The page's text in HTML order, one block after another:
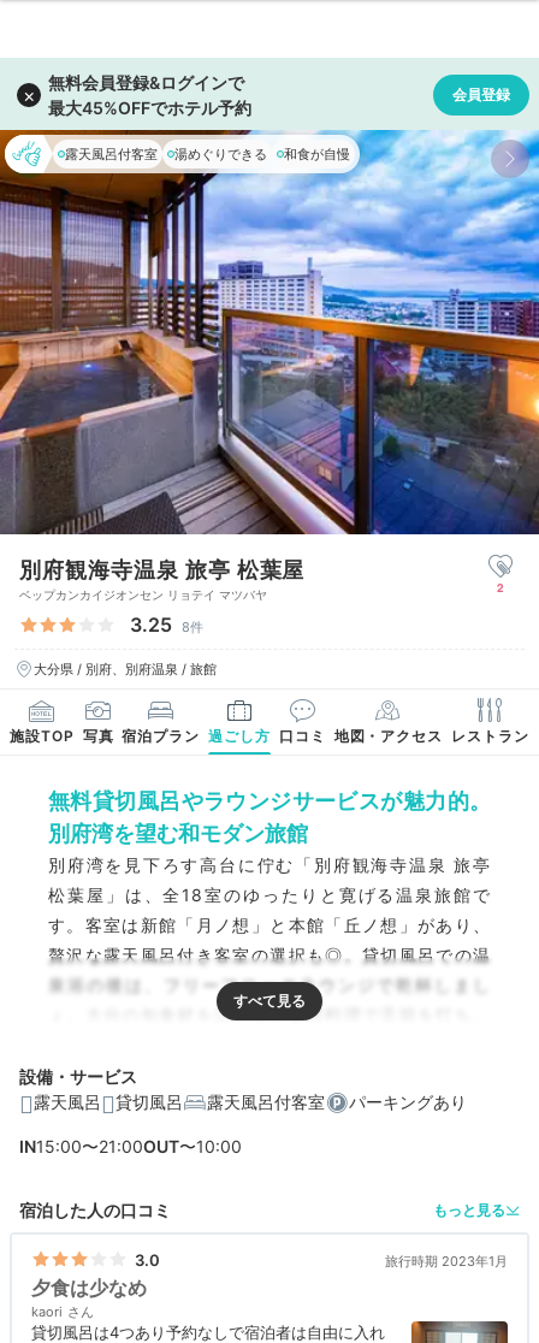
露天風呂付客室 湯めぐりできる 和食が自慢
別府観海寺温泉 旅亭 松葉屋
ベップカンカイジオンセン リョテイ マツバヤ
3.25 8件
大分県 / 別府、別府温泉 / 旅館
2
施設TOP 写真 宿泊プラン 過ごし方 口コミ 地図・アクセス レストラン
無料貸切風呂やラウンジサービスが魅力的。
別府湾を望む和モダン旅館
別府湾を見下ろす高台に佇む「別府観海寺温泉 旅亭
松葉屋」は、全18室のゆったりと寛げる温泉旅館で
す。客室は新館「月ノ想」と本館「丘ノ想」があり、
贅沢な露天風呂付き客室の選択も◎。貸切風呂での温
泉浴の後は、フリーフローのラウンジで乾杯しまし
ょ。大分の旬食材を活かした会席料理で舌鼓を打ち、
別府湾を望む露天風呂付き客室も。特別感のあるお部屋
4つの貸切風呂や専用ラウンジなど、無料サービスが充実
「薬師湯けむりふわふわ鍋」など、大分食材を使った豪
華会席料理
設備・サービス
露天風呂
貸切風呂 露天風呂付客室 パーキングあり
IN15:00〜21:00OUT〜10:00
宿泊した人の口コミ もっと見る
3.0 旅行時期 2023年1月
夕食は少なめ
kaori
貸切風呂は4つあり予約なしで宿泊者は自由に入れ